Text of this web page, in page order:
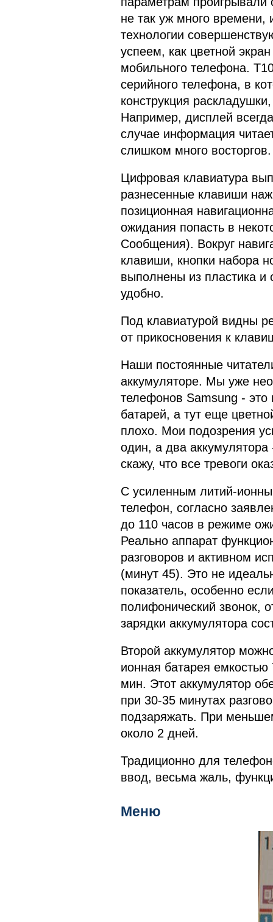
не так уж много времени,
технологии
успеем, как цветной
мобильного телефона.
серийного телефона, в
конструкция
Например, дисплей
случае информация
слишком много восторгов.
Цифровая клавиатура
разнесенные клавиши
позиционная
ожидания попасть в
Сообщения). Вокруг
клавиши, кнопки набора
выполнены из пластика и
удобно.
Под клавиатурой видны
от прикосновения к
Наши постоянные
аккумуляторе. Мы уже
телефонов Samsung -
батарей, а тут еще
плохо. Мои подозрения
один, а два
скажу, что все тревоги
С усиленным литий-
телефон, согласно
до 110 часов в режиме
Реально аппарат
разговоров и активном
(минут 45). Это не
показатель, особенно
полифонический звонок,
зарядки аккумулятора
Второй аккумулятор
ионная батарея
мин. Этот аккумулятор
при 30-35 минутах
подзаряжать. При
около 2 дней.
Традиционно для
ввод, весьма жаль,
Меню